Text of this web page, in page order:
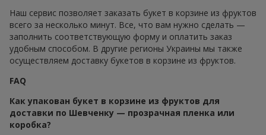
Наш сервис позволяет заказать букет в корзине из фруктов
всего за несколько минут. Все, что вам нужно сделать —
заполнить соответствующую форму и оплатить заказ
удобным способом. В другие регионы Украины мы также
осуществляем доставку букетов в корзине из фруктов.
FAQ
Как упакован букет в корзине из фруктов для
доставки по Шевченку — прозрачная пленка или
коробка?